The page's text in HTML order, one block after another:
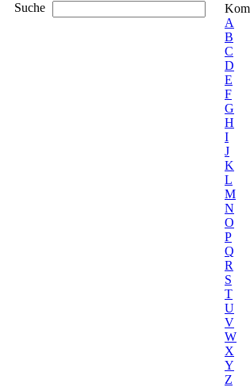
Suche
A
B
C
D
E
F
G
H
I
J
K
L
M
N
O
P
Q
R
S
T
U
V
W
X
Y
Z